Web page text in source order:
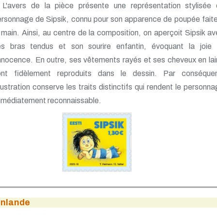
L'avers de la pièce présente une représentation stylisée
de Sipsik, connu pour son apparence de poupée
Ainsi, au centre de la composition, on aperçoit Sipsik
bras tendus et son sourire enfantin, évoquant la joie
En outre, ses vêtements rayés et ses cheveux en
fidèlement reproduits dans le dessin. Par
conserve les traits distinctifs qui rendent le
reconnaissable.